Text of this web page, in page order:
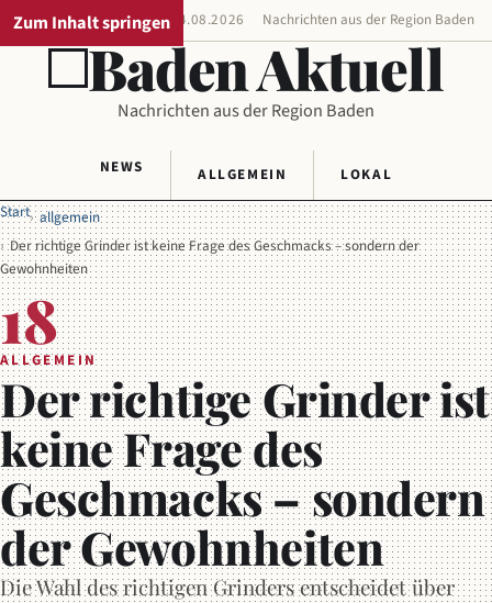
Zum Inhalt springen
REGIONALAUSGABE 04.08.2026 Nachrichten aus der Region Baden
Baden Aktuell
Nachrichten aus der Region Baden
NEWS ALLGEMEIN
LOKAL
Start allgemein
Der richtige Grinder ist keine Frage des Geschmacks – sondern der
Gewohnheiten
18
ALLGEMEIN
Der richtige Grinder ist
keine Frage des
Geschmacks – sondern
der Gewohnheiten
Die Wahl des richtigen Grinders entscheidet über